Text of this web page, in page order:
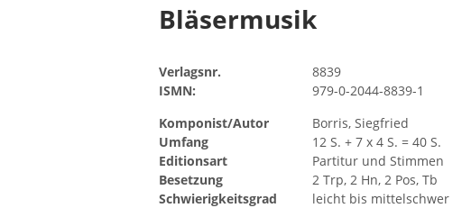
Bläsermusik
Verlagsnr.
8839
ISMN:
979-0-2044-8839-1
Komponist/Autor
Borris, Siegfried
Umfang
12 S. + 7 x 4 S. = 40 S.
Editionsart
Partitur und Stimmen
Besetzung
2 Trp, 2 Hn, 2 Pos, Tb
Schwierigkeitsgrad
leicht bis mittelschwer